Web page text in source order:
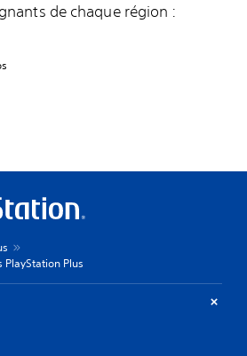
de chaque région :
PlayStation Plus